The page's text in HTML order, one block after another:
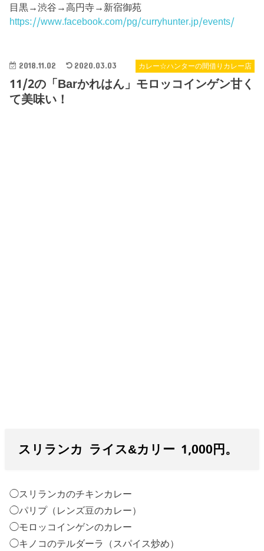
目黒→渋谷→高円寺→新宿御苑
https://www.facebook.com/pg/curryhunter.jp/events/
カレー☆ハンターの間借りカレー店
2018.11.02 2020.03.03
11/2の「Barかれはん」モロッコインゲン甘く
て美味い！
スリランカ ライス&カリー 1,000円。
◯スリランカのチキンカレー
◯パリプ（レンズ豆のカレー）
◯モロッコインゲンのカレー
◯キノコのテルダーラ（スパイス炒め）